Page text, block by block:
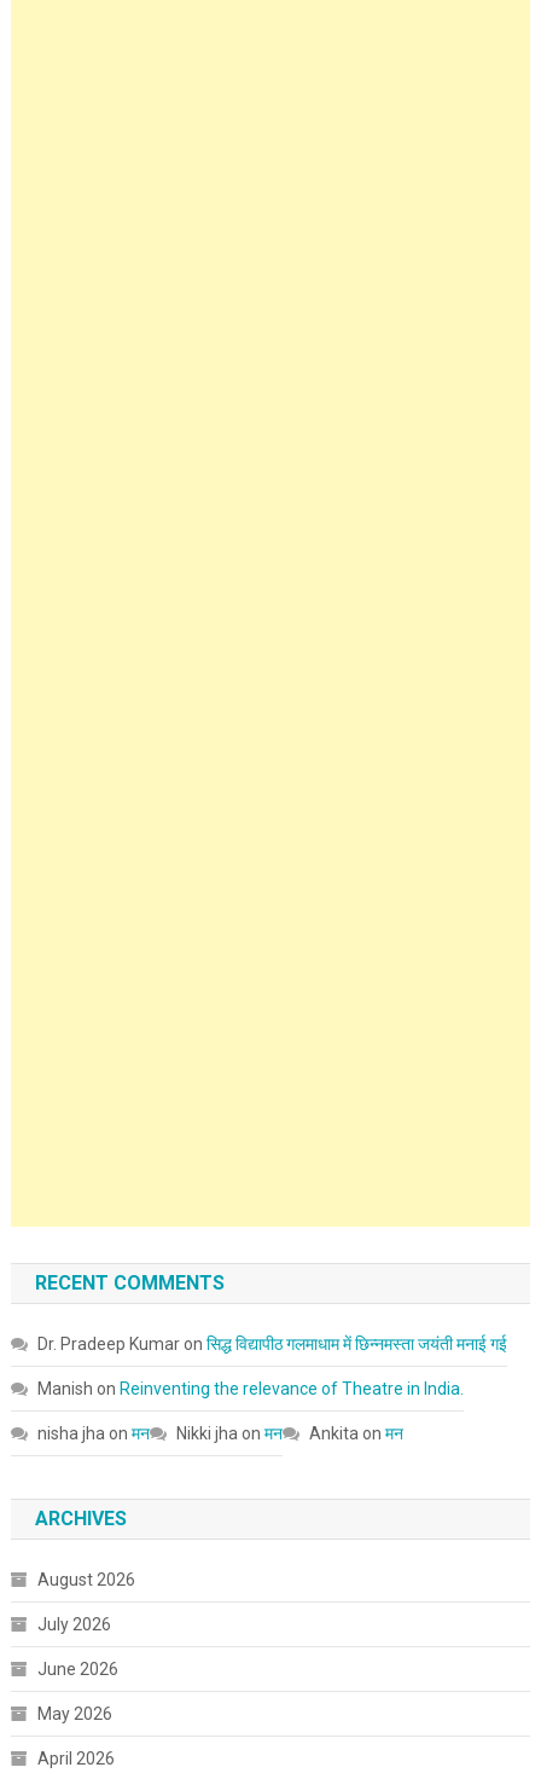
RECENT COMMENTS
Dr. Pradeep Kumaron सिद्ध विद्यापीठ गलमाधाम में छिन्नमस्ता जयंती मनाई गई
Manish on Reinventing the relevance of Theatre in India.
nisha jha on मन Nikki jha on मन Ankita on मन
ARCHIVES
August 2026
July 2026
June 2026
May 2026
April 2026